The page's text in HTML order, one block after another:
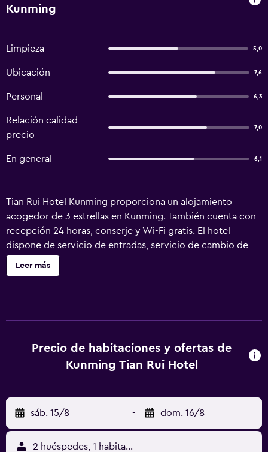
Kunming
Limpieza 5,0
Ubicación 7,6
Personal 6,3
Relación calidad-
precio
7,0
En general 6,1
Tian Rui Hotel Kunming proporciona un alojamiento
acogedor de 3 estrellas en Kunming. También cuenta con
recepción 24 horas, conserje y Wi-Fi gratis. El hotel
dispone de servicio de entradas, servicio de cambio de
divisas y un servicio de guardaequipajes. Además, el
personal multilingüe está a tu disposición para ofrecerte
tetera/cafetera y agua embotellada. Los huéspedes del
hotel pueden relajarse en el bar del establecimiento, que
Leer más
Precio de habitaciones y ofertas de
Kunming Tian Rui Hotel
sáb. 15/8 - dom. 16/8
2 huéspedes, 1 habitación